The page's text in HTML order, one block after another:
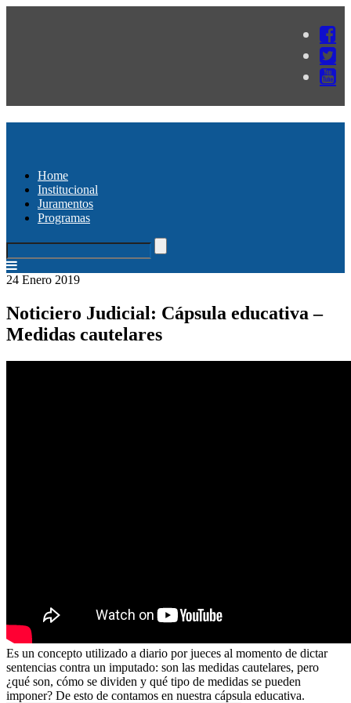
Home
Institucional
Juramentos
Programas
24 Enero 2019
Noticiero Judicial: Cápsula educativa –
Medidas cautelares
Es un concepto utilizado a diario por jueces al momento de dictar
sentencias contra un imputado: son las medidas cautelares, pero
¿qué son, cómo se dividen y qué tipo de medidas se pueden
imponer? De esto de contamos en nuestra cápsula educativa.